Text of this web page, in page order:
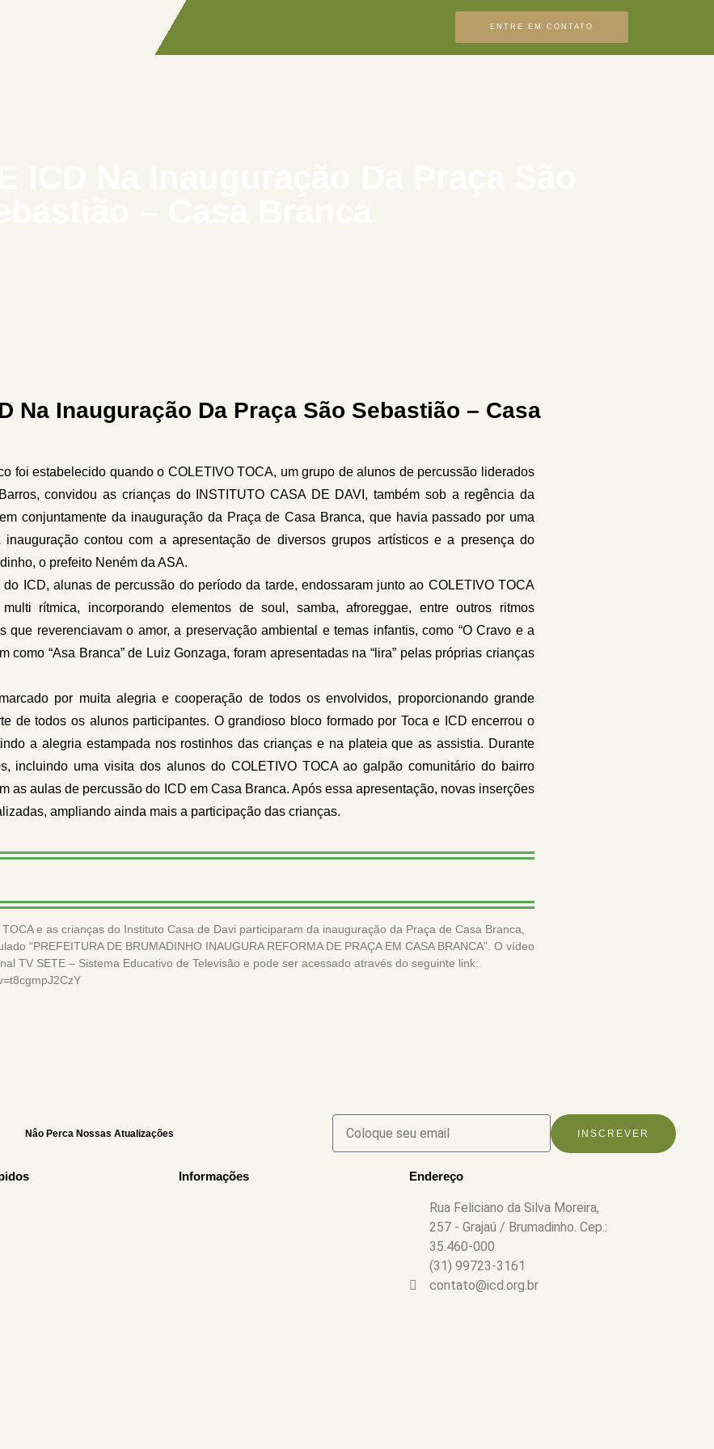
ENTRE EM CONTATO
Na Inauguração Da Praça São Sebastião – Casa
foi estabelecido quando o COLETIVO TOCA, um grupo de alunos de percussão liderados
convidou as crianças do INSTITUTO CASA DE DAVI, também sob a regência da
conjuntamente da inauguração da Praça de Casa Branca, que havia passado por uma
inauguração contou com a apresentação de diversos grupos artísticos e a presença do
o prefeito Neném da ASA.
ICD, alunas de percussão do período da tarde, endossaram junto ao COLETIVO TOCA
rítmica, incorporando elementos de soul, samba, afroreggae, entre outros ritmos
que reverenciavam o amor, a preservação ambiental e temas infantis, como “O Cravo e a
como “Asa Branca” de Luiz Gonzaga, foram apresentadas na “lira” pelas próprias crianças
por muita alegria e cooperação de todos os envolvidos, proporcionando grande
de todos os alunos participantes. O grandioso bloco formado por Toca e ICD encerrou o
a alegria estampada nos rostinhos das crianças e na plateia que as assistia. Durante
incluindo uma visita dos alunos do COLETIVO TOCA ao galpão comunitário do bairro
as aulas de percussão do ICD em Casa Branca. Após essa apresentação, novas inserções
ampliando ainda mais a participação das crianças.
e as crianças do Instituto Casa de Davi participaram da inauguração da Praça de Casa Branca,
“PREFEITURA DE BRUMADINHO INAUGURA REFORMA DE PRAÇA EM CASA BRANCA”. O vídeo
TV SETE – Sistema Educativo de Televisão e pode ser acessado através do seguinte link:
Nâo Perca Nossas Atualizações INSCREVER
Informações Endereço
Rua Feliciano da Silva Moreira,
257 - Grajaú / Brumadinho. Cep.:
35.460-000
(31) 99723-3161
contato@icd.org.br